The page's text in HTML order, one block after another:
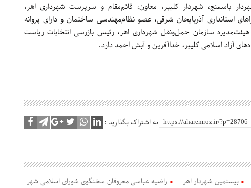
باسمنج، شهردار کلیبر، معاون، قائم‌مقام و سرپرست شهرداری اهر،
استانداری آذربایجان شرقی، عضو نظام‌مهندسی ساختمان و دارای پروانه
سازمان حمل‌ونقل شهرداری اهر، رئیس بازرسی انتخابات ریاست
آزاد اسلامی کلیبر، خداآفرین و آبش احمد دارد.
به اشتراک بگذارید :
بیستمین شهردار اهر
راضیه عباسی معروفان سخنگوی شورای اسلامی شهر